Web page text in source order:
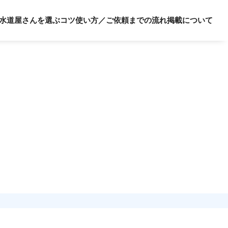
道屋さんを選ぶコツ使い方／ご依頼までの流れ掲載について